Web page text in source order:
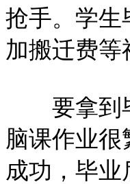
抢手。学生
加搬迁费等
要拿到毕
脑课作业
成功，毕